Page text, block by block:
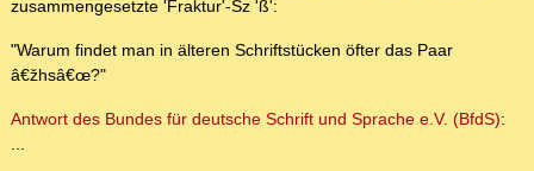
zusammengesetzte 'Fraktur'-Sz 'ß':
"Warum findet man in älteren Schriftstücken öfter das Paar
â€žhsâ€œ?"
Antwort des Bundes für deutsche Schrift und Sprache e.V. (BfdS):
...